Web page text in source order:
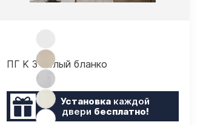
ПГ K 3 Белый бланко
Установка каждой
двери бесплатно!